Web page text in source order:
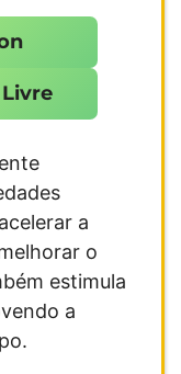
a
o
estimula
a